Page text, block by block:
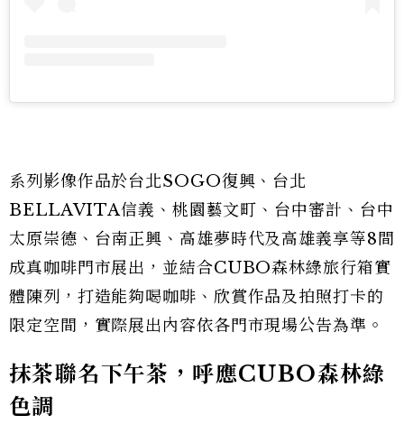
系列影像作品於台北SOGO復興、台北
BELLAVITA信義、桃園藝文町、台中審計、台中
太原崇德、台南正興、高雄夢時代及高雄義享等8間
成真咖啡門市展出，並結合CUBO森林綠旅行箱實
體陳列，打造能夠喝咖啡、欣賞作品及拍照打卡的
限定空間，實際展出內容依各門市現場公告為準。
抹茶聯名下午茶，呼應CUBO森林綠
色調